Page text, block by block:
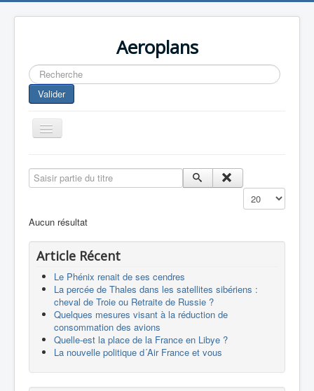
Aeroplans
Rechercher
Valider
Toggle
Navigation
Aviation Commerciale
Europespace
Drones
Saisir partie du titre
Affichage #
Aucun résultat
Article Récent
Le Phénix renait de ses cendres
La percée de Thales dans les satellites sibériens :
cheval de Troie ou Retraite de Russie ?
Quelques mesures visant à la réduction de
consommation des avions
Quelle-est la place de la France en Libye ?
La nouvelle politique d´Air France et vous